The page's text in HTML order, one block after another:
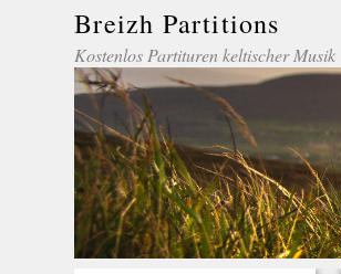
Breizh Partitions
Kostenlos Partituren keltischer Musik